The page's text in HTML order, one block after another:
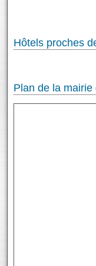
Hôtels proches
Plan de la